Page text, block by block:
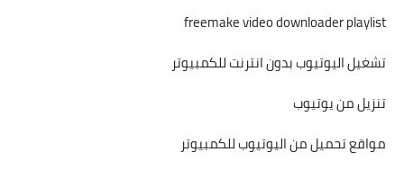
freemake video downloader playlist
تشغيل اليوتيوب بدون انترنت للكمبيوتر
تنزيل من يوتيوب
مواقع تحميل من اليوتيوب للكمبيوتر